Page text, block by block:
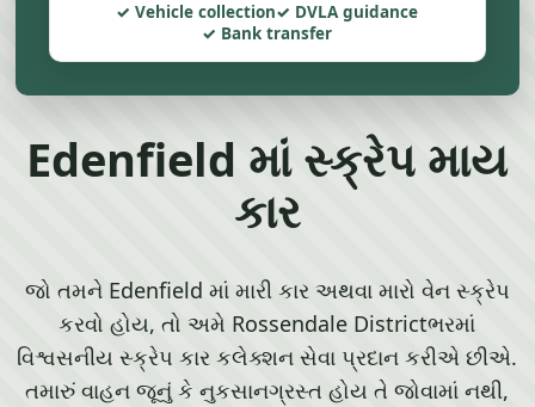
Vehicle collection
DVLA guidance
Bank transfer
Edenfield માં સ્ક્રેપ માય
કાર
જો તમને Edenfield માં મારી કાર અથવા મારો વેન સ્ક્રેપ
કરવો હોય, તો અમે Rossendale Districtભરમાં
વિશ્વસનીય સ્ક્રેપ કાર કલેક્શન સેવા પ્રદાન કરીએ છીએ.
તમારું વાહન જૂનું કે નુકસાનગ્રસ્ત હોય તે જોવામાં નથી,